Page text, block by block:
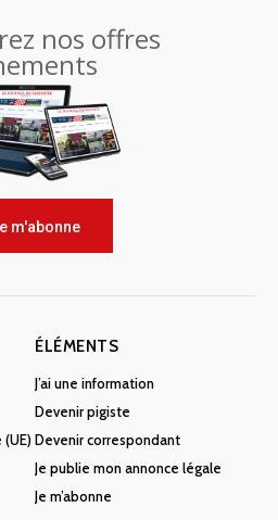
nos offres
m'abonne
ÉLÉMENTS
J’ai une information
Devenir pigiste
Devenir correspondant
Je publie mon annonce légale
Je m’abonne